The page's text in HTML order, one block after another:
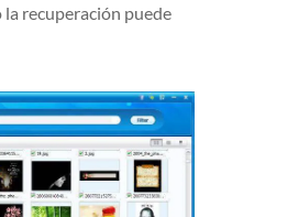
la recuperación puede